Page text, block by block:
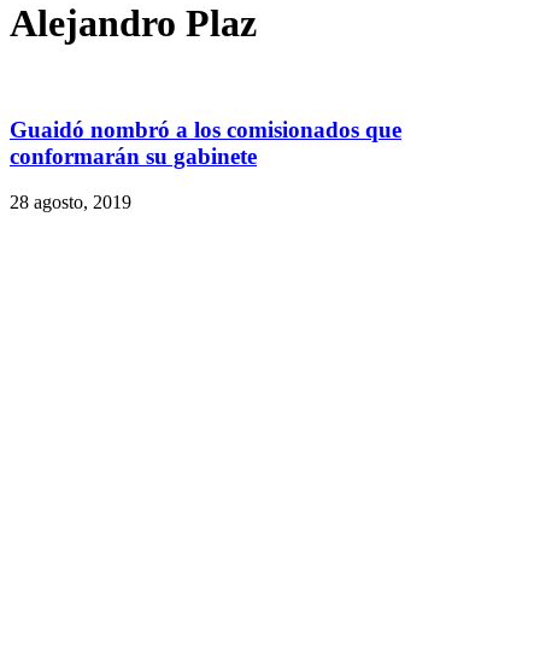
Alejandro Plaz
Guaidó nombró a los comisionados que
conformarán su gabinete
28 agosto, 2019